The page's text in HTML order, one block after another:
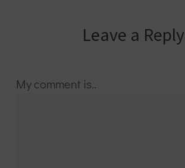
Leave a Reply
My comment is..